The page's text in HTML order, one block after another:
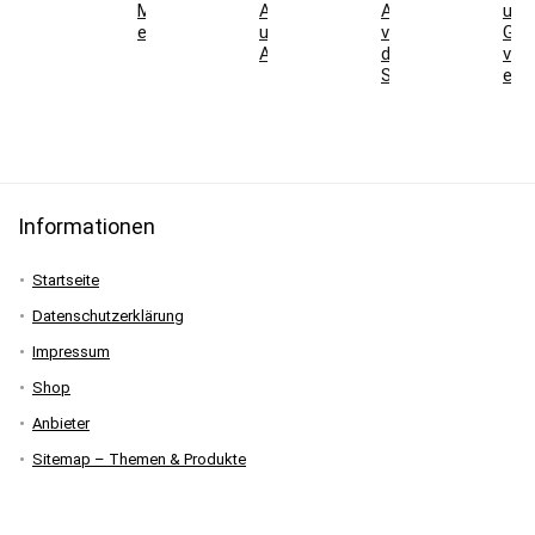
Messen
erklärt
Ausrüstung
und
Angebote
Ausdauer
vor
der
Skisaison
und
Informationen
Startseite
Datenschutzerklärung
Impressum
Shop
Anbieter
Sitemap – Themen & Produkte